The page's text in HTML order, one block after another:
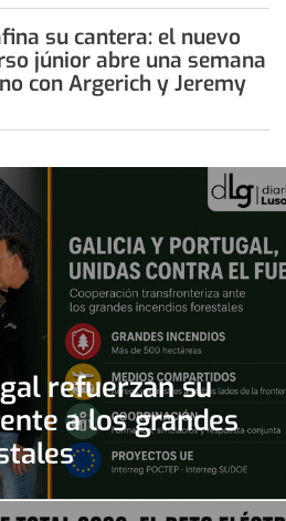
su cantera: el nuevo
júnior abre una semana
con Argerich y Jeremy
refuerzan su
a los grandes